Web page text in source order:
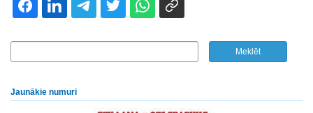
Jaunākie numuri